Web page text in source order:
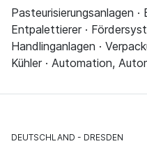
Pasteurisierungsanlagen
Entpalettierer ·
Handlinganlagen ·
Kühler · Automation,
DEUTSCHLAND DRESDEN